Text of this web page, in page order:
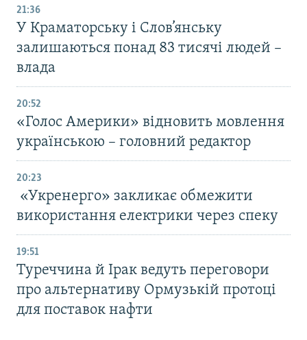
21:36
У Краматорську і Слов’янську
залишаються понад 83 тисячі людей –
влада
20:52
«Голос Америки» відновить мовлення
українською – головний редактор
20:23
«Укренерго» закликає обмежити
використання електрики через спеку
19:51
Туреччина й Ірак ведуть переговори
про альтернативу Ормузькій протоці
для поставок нафти